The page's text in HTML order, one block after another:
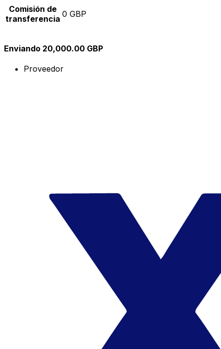
Comisión de
transferencia 0 GBP
Enviando 20,000.00 GBP
Proveedor